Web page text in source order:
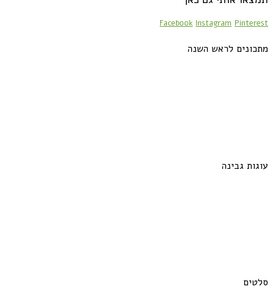
Facebook Instagram Pinterest
מתכונים לראש השנה
עוגות גבינה
סלטים